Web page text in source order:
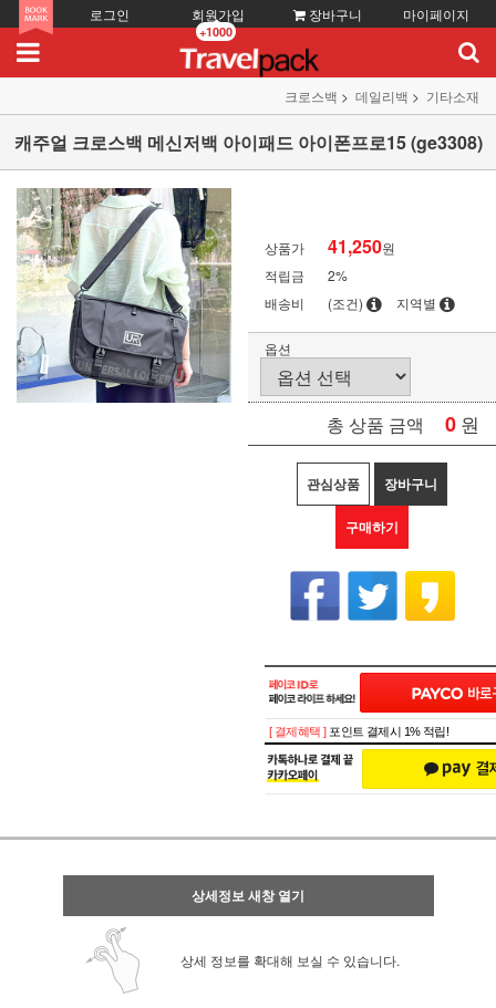
로그인 회원가입
+1000
장바구니 마이페이지
크로스백 데일리백 기타소재
캐주얼 크로스백 메신저백 아이패드 아이폰프로15 (ge3308)
상품가 41,250원
적립금
2%
배송비
(조건) 지역별
옵션
총 상품 금액 0 원
관심상품 장바구니
구매하기
[ 결제혜택 ] 포인트 결제시 1% 적립!
상세정보 새창 열기
상세 정보를 확대해 보실 수 있습니다.